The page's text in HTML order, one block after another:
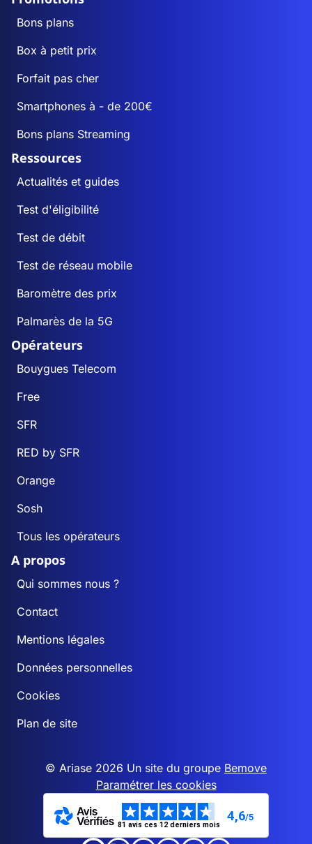
Bons plans
Box à petit prix
Forfait pas cher
Smartphones à - de 200€
Bons plans Streaming
Ressources
Actualités et guides
Test d'éligibilité
Test de débit
Test de réseau mobile
Baromètre des prix
Palmarès de la 5G
Opérateurs
Bouygues Telecom
Free
SFR
RED by SFR
Orange
Sosh
Tous les opérateurs
A propos
Qui sommes nous ?
Contact
Mentions légales
Données personnelles
Cookies
Plan de site
© Ariase 2026 Un site du groupe Bemove
Paramétrer les cookies
81 avis ces 12 derniers mois
4,6/5